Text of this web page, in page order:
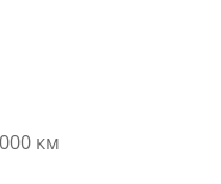
км